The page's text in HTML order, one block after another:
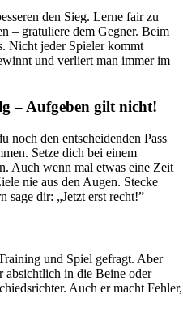
den Sieg. Lerne fair zu
– gratuliere dem Gegner. Beim
Nicht jeder Spieler kommt
und verliert man immer im
– Aufgeben gilt nicht!
noch den entscheidenden Pass
Setze dich bei einem
Auch wenn mal etwas eine Zeit
nie aus den Augen. Stecke
sage dir: „Jetzt erst recht!”
und Spiel gefragt. Aber
absichtlich in die Beine oder
Auch er macht Fehler,